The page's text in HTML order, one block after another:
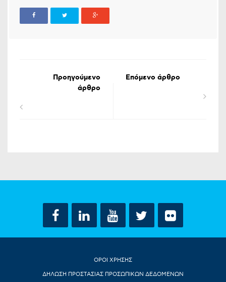
Προηγούμενο
άρθρο
Επόμενο άρθρο
ΟΡΟΙ ΧΡΗΣΗΣ
ΔΗΛΩΣΗ ΠΡΟΣΤΑΣΙΑΣ ΠΡΟΣΩΠΙΚΩΝ ΔΕΔΟΜΕΝΩΝ